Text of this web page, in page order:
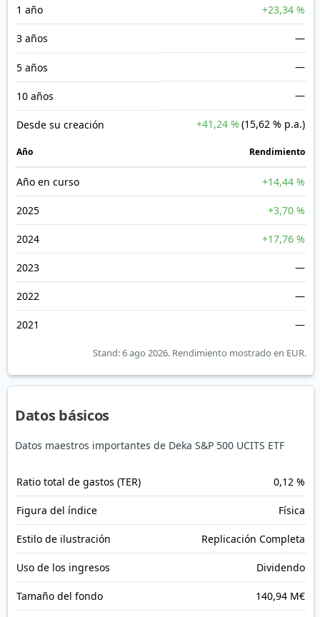
1 año +23,34 %
3 años —
5 años —
10 años —
Desde su creación +41,24 % (15,62 % p.a.)
Año Rendimiento
Año en curso +14,44 %
2025 +3,70 %
2024 +17,76 %
2023 —
2022 —
2021 —
Stand: 6 ago 2026. Rendimiento mostrado en EUR.
Datos básicos
Datos maestros importantes de Deka S&P 500 UCITS ETF
Ratio total de gastos (TER) 0,12 %
Figura del índice Física
Estilo de ilustración Replicación Completa
Uso de los ingresos Dividendo
Tamaño del fondo 140,94 M€